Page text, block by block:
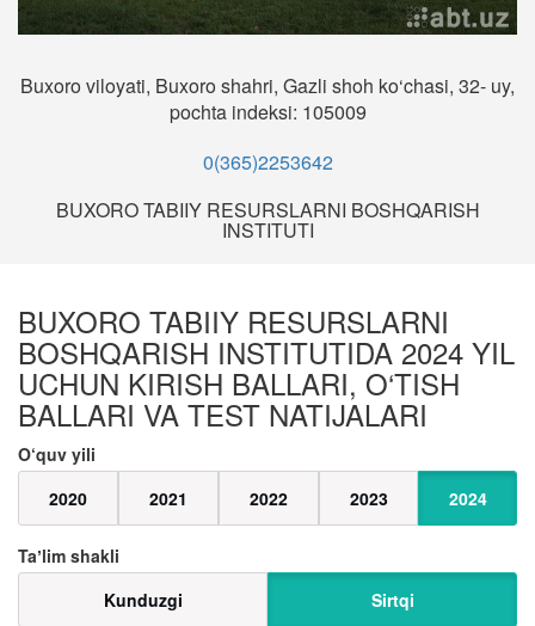
Buxoro viloyati, Buxoro shahri, Gazli shoh ko‘chasi, 32- uy,
pochta indeksi: 105009
0(365)2253642
BUXORO TABIIY RESURSLARNI BOSHQARISH
INSTITUTI
BUXORO TABIIY RESURSLARNI
BOSHQARISH INSTITUTIDA 2024 YIL
UCHUN KIRISH BALLARI, O‘TISH
BALLARI VA TEST NATIJALARI
O‘quv yili
2020
2021 2022 2023 2024
Taʼlim shakli
Kunduzgi
Sirtqi